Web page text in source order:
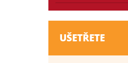
UŠETŘETE